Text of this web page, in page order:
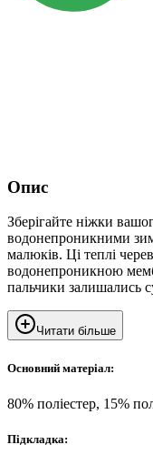
Опис
Зберігайте ніжки
водонепроникними
малюків. Ці теплі
водонепроникною
пальчики залишались
Читати більше
Основний матеріал:
80% поліестер, 15%
Підкладка: